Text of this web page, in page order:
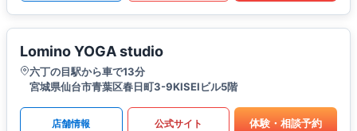
Lomino YOGA studio
六丁の目駅から車で13分
宮城県仙台市青葉区春日町3-9KISEIビル5階
店舗情報 公式サイト 体験・相談予約